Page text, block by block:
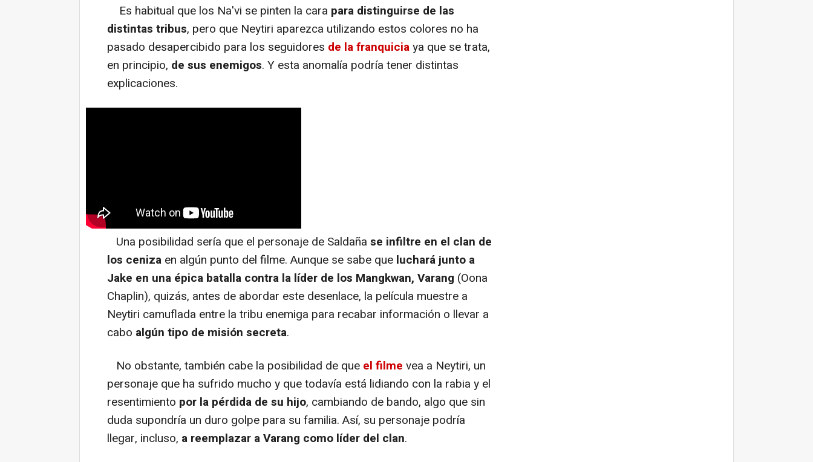
Es habitual que los Na'vi se pinten la cara para distinguirse de las
distintas tribus, pero que Neytiri aparezca utilizando estos colores no ha
pasado desapercibido para los seguidores de la franquiciaya que se trata,
en principio, de sus enemigos. Y esta anomalía podría tener distintas
explicaciones.
Una posibilidad sería que el personaje de Saldaña se infiltre en el clan de
los ceniza en algún punto del filme. Aunque se sabe que luchará junto a
Jake en una épica batalla contra la líder de los Mangkwan, Varang (Oona
Chaplin), quizás, antes de abordar este desenlace, la película muestre a
Neytiri camuflada entre la tribu enemiga para recabar información o llevar a
cabo algún tipo de misión secreta.
No obstante, también cabe la posibilidad de que el filme vea a Neytiri, un
personaje que ha sufrido mucho y que todavía está lidiando con la rabia y el
resentimiento por la pérdida de su hijo, cambiando de bando, algo que sin
duda supondría un duro golpe para su familia. Así, su personaje podría
llegar, incluso, a reemplazar a Varang como líder del clan.